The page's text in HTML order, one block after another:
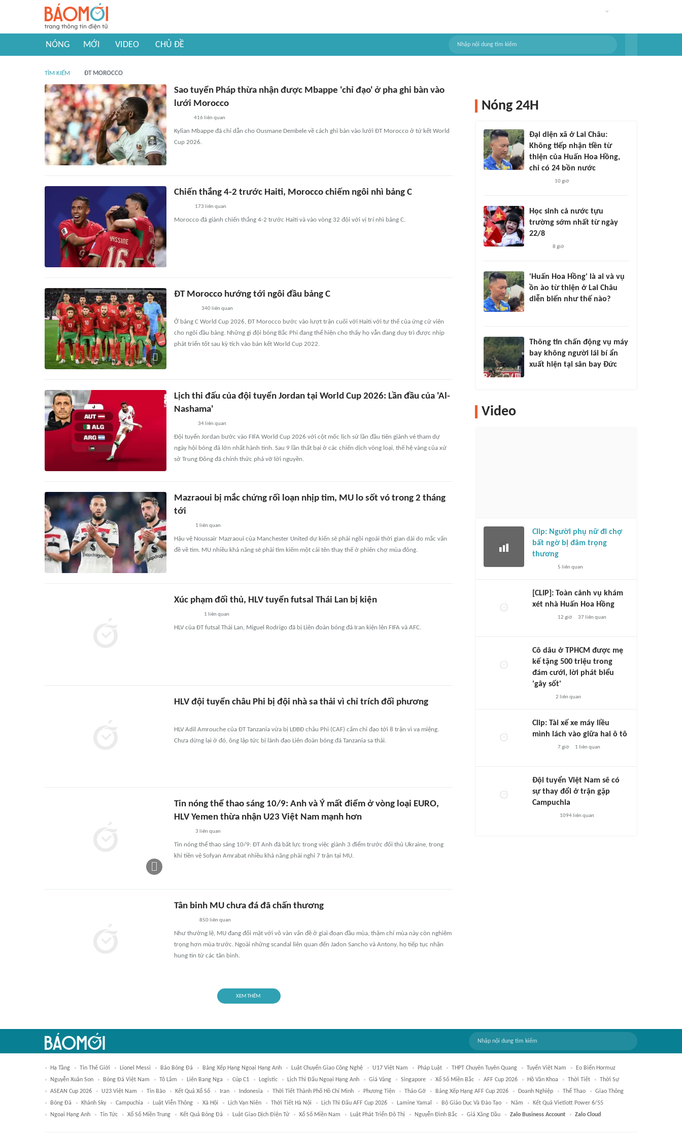
NÓNG MỚI VIDEO CHỦ ĐỀ
TÌM KIẾM ĐT MOROCCO
Sao tuyển Pháp thừa nhận được Mbappe 'chỉ đạo' ở pha ghi bàn vào
lưới Morocco
416 liên quan
Kylian Mbappe đã chỉ dẫn cho Ousmane Dembele về cách ghi bàn vào lưới ĐT Morocco ở tứ kết World
Cup 2026.
Chiến thắng 4-2 trước Haiti, Morocco chiếm ngôi nhì bảng C
173 liên quan
Morocco đã giành chiến thắng 4-2 trước Haiti và vào vòng 32 đội với vị trí nhì bảng C.
ĐT Morocco hướng tới ngôi đầu bảng C
340 liên quan
Ở bảng C World Cup 2026, ĐT Morocco bước vào lượt trận cuối với Haiti với tư thế của ứng cử viên
cho ngôi đầu bảng. Những gì đội bóng Bắc Phi đang thể hiện cho thấy họ vẫn đang duy trì được nhịp
phát triển tốt sau kỳ tích vào bán kết World Cup 2022.
Lịch thi đấu của đội tuyển Jordan tại World Cup 2026: Lần đầu của 'Al-
Nashama'
34liên quan
Đội tuyển Jordan bước vào FIFA World Cup 2026 với cột mốc lịch sử lần đầu tiên giành vé tham dự
ngày hội bóng đá lớn nhất hành tinh. Sau 9 lần thất bại ở các chiến dịch vòng loại, thế hệ vàng của xứ
sở Trung Đông đã chính thức phá vỡ lời nguyền.
Mazraoui bị mắc chứng rối loạn nhịp tim, MU lo sốt vó trong 2 tháng
tới
1 liên quan
Hậu vệ Noussair Mazraoui của Manchester United dự kiến sẽ phải ngồi ngoài thời gian dài do mắc vấn
đề về tim. MU nhiều khả năng sẽ phải tìm kiếm một cái tên thay thế ở phiên chợ mùa đông.
Xúc phạm đối thủ, HLV tuyển futsal Thái Lan bị kiện
1 liên quan
HLV của ĐT futsal Thái Lan, Miguel Rodrigo đã bị Liên đoàn bóng đá Iran kiện lên FIFA và AFC.
HLV đội tuyển châu Phi bị đội nhà sa thải vì chỉ trích đối phương
HLV Adil Amrouche của ĐT Tanzania vừa bị LĐBĐ châu Phi (CAF) cấm chỉ đạo tới 8 trận vì vạ miệng.
Chưa dừng lại ở đó, ông lập tức bị lãnh đạo Liên đoàn bóng đá Tanzania sa thải.
Tin nóng thể thao sáng 10/9: Anh và Ý mất điểm ở vòng loại EURO,
HLV Yemen thừa nhận U23 Việt Nam mạnh hơn
3 liên quan
Tin nóng thể thao sáng 10/9: ĐT Anh đã bất lực trong việc giành 3 điểm trước đối thủ Ukraine, trong
khi tiền vệ Sofyan Amrabat nhiều khả năng phải nghỉ 7 trận tại MU.
Tân binh MU chưa đá đã chấn thương
850liên quan
Như thường lệ, MU đang đối mặt với vô vàn vấn đề ở giai đoạn đầu mùa, thậm chí mùa này còn nghiêm
trọng hơn mùa trước. Ngoài những scandal liên quan đến Jadon Sancho và Antony, họ tiếp tục nhận
hung tin từ các tân binh.
XEM THÊM
Nóng 24H
Đại diện xã ở Lai Châu:
Không tiếp nhận tiền từ
thiện của Huấn Hoa Hồng,
chỉ có 24 bồn nước
10 giờ
Học sinh cả nước tựu
trường sớm nhất từ ngày
22/8
8 giờ
'Huấn Hoa Hồng' là ai và vụ
ồn ào từ thiện ở Lai Châu
diễn biến như thế nào?
Thông tin chấn động vụ máy
bay không người lái bí ẩn
xuất hiện tại sân bay Đức
Video
Clip: Người phụ nữ đi chợ
bất ngờ bị đâm trọng
thương
5 liên quan
[CLIP]: Toàn cảnh vụ khám
xét nhà Huấn Hoa Hồng
12 giờ 37liên quan
Cô dâu ở TPHCM được mẹ
kế tặng 500 triệu trong
đám cưới, lời phát biểu
'gây sốt'
2 liên quan
Clip: Tài xế xe máy liều
mình lách vào giữa hai ô tô
7 giờ 1 liên quan
Đội tuyển Việt Nam sẽ có
sự thay đổi ở trận gặp
Campuchia
1094 liên quan
Hạ Tầng Tin Thế Giới Lionel Messi Báo Bóng Đá Bảng Xếp Hạng Ngoại Hạng Anh Luật Chuyển Giao Công Nghệ U17 Việt Nam Pháp Luật THPT Chuyên Tuyên Quang Tuyển Việt Nam
Eo Biển Hormuz
Nguyễn Xuân Son
Bóng Đá Việt Nam Tô Lâm Liên Bang Nga Cúp C1 Logistic Lịch Thi Đấu Ngoại Hạng Anh Giá Vàng Singapore Xổ Số Miền Bắc AFF Cup 2026 Hồ Văn Khoa Thời Tiết
Thời Sự
ASEAN Cup 2026
U23 Việt Nam Tin Bão Kết Quả Xổ Số Iran Indonesia Thời Tiết Thành Phố Hồ Chí Minh Phương Tiện Tháo Gỡ Bảng Xếp Hạng AFF Cup 2026 Doanh Nghiệp Thể Thao
Giao Thông
Bóng Đá
Khánh Sky Campuchia Luật Viễn Thông Xã Hội Lịch Vạn Niên Thời Tiết Hà Nội Lịch Thi Đấu AFF Cup 2026 Lamine Yamal Bộ Giáo Dục Và Đào Tạo Năm
Kết Quả Vietlott Power 6/55
Ngoại Hạng Anh
Tin Tức Xổ Số Miền Trung Kết Quả Bóng Đá Luật Giao Dịch Điện Tử Xổ Số Miền Nam Luật Phát Triển Đô Thị Nguyễn Đình Bắc Giá Xăng Dầu Zalo Business Account Zalo Cloud